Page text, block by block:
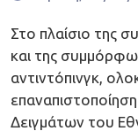
Στο πλαίσιο της
και της
αντιντόπινγκ,
Δειγμάτων του